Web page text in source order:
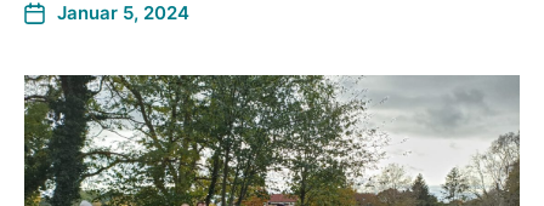
Januar 5, 2024